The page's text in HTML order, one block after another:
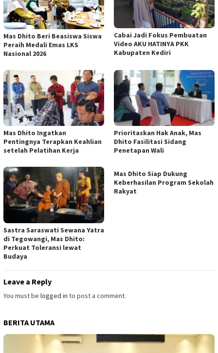
Mas Dhito Beri Beasiswa Siswa
Peraih Medali Emas LKS
Nasional 2026
Cabai Jadi Fokus Pembuatan
Video AKU HATINYA PKK
Kabupaten Kediri
Mas Dhito Ingatkan
Pentingnya Terapkan Keahlian
setelah Pelatihan Kerja
Prioritaskan Hak Anak, Mas
Dhito Fasilitasi Sidang
Penetapan Wali
Sastra Saraswati Sewana Yatra
di Tegowangi, Mas Dhito:
Perkuat Toleransi lewat
Budaya
Mas Dhito Siap Dukung
Keberhasilan Program Sekolah
Rakyat
Leave a Reply
You must be logged in to post a comment.
BERITA UTAMA